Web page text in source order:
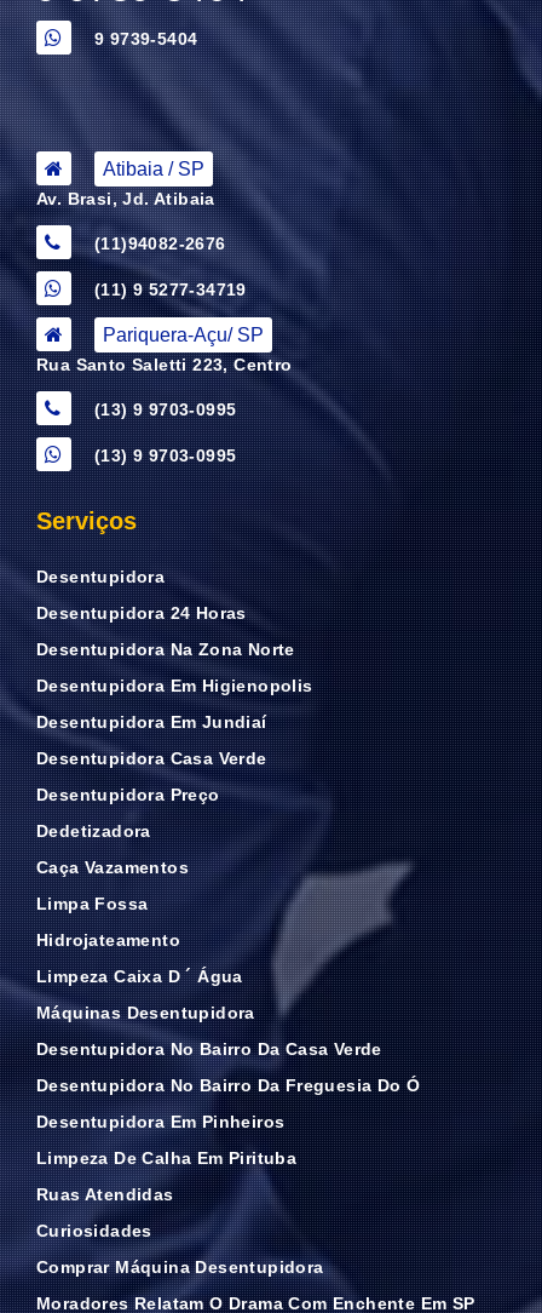
9 9739-5404
Atibaia / SP
Av. Brasi, Jd. Atibaia
(11)94082-2676
(11) 9 5277-34719
Pariquera-Açu/ SP
Rua Santo Saletti 223, Centro
(13) 9 9703-0995
(13) 9 9703-0995
Serviços
Desentupidora
Desentupidora 24 Horas
Desentupidora Na Zona Norte
Desentupidora Em Higienopolis
Desentupidora Em Jundiaí
Desentupidora Casa Verde
Desentupidora Preço
Dedetizadora
Caça Vazamentos
Limpa Fossa
Hidrojateamento
Limpeza Caixa D ´ Água
Máquinas Desentupidora
Desentupidora No Bairro Da Casa Verde
Desentupidora No Bairro Da Freguesia Do Ó
Desentupidora Em Pinheiros
Limpeza De Calha Em Pirituba
Ruas Atendidas
Curiosidades
Comprar Máquina Desentupidora
Moradores Relatam O Drama Com Enchente Em SP